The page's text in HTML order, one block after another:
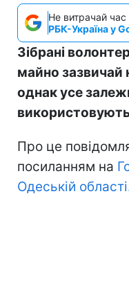
Не витрачай
РБК-Україна у
Зібрані
майно зазвичай
однак усе
Про це
посиланням на
Одеській